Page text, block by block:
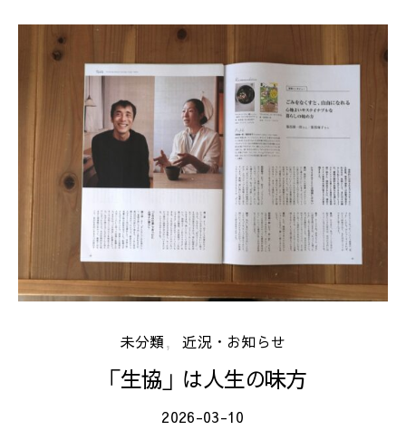
未分類 近況・お知らせ
「生協」は人生の味方
2026-03-10